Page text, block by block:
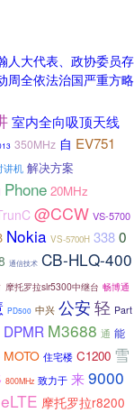
人大代表、政协委员存
周全依法治国严重方略
室内全向吸顶天线
350MHz 自 EV751
讲机 解决方案
Phone 20MHz
@CCW VS-5700
Nokia VS-5700H 3380
通信技术 CB-HLQ-400
摩托罗拉slr5300中继台 畅博通
PD500 中兴 公安 轻 Part
DPMR M3688 通 能
MOTO 住宅楼 C1200 雪
800MHz 致力于 来9000
eLTE 摩托罗拉r8200